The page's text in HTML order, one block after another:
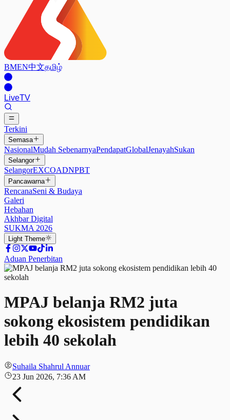
BMEN中文தமிழ்
LiveTV
Terkini
Semasa
NasionalMudah SebenarnyaPendapatGlobalJenayahSukan
Selangor
SelangorEXCOADNPBT
Pancawarna
RencanaSeni & Budaya
Galeri
Hebahan
Akhbar Digital
SUKMA 2026
Light Theme
Aduan Penerbitan
MPAJ belanja RM2 juta
sokong ekosistem pendidikan
lebih 40 sekolah
Suhaila Shahrul Annuar
23 Jun 2026, 7:36 AM